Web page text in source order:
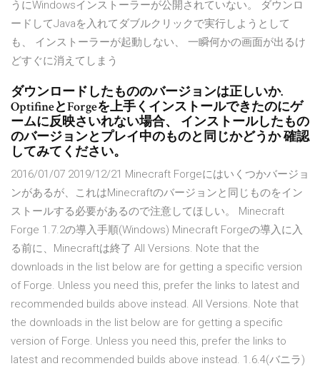
うにWindowsインストーラーが公開されていない。 ダウンロ
ードしてJavaを入れてダブルクリックで実行しようとして
も、 インストーラーが起動しない、 一瞬何かの画面が出るけ
どすぐに消えてしまう
ダウンロードしたもののバージョンは正しいか.
OptifineとForgeを上手くインストールできたのにゲ
ームに反映さいれない場合、 インストールしたもの
のバージョンとプレイ中のものと同じかどうか 確認
してみてください。
2016/01/07 2019/12/21 Minecraft Forgeにはいくつかバージョ
ンがあるが、これはMinecraftのバージョンと同じものをイン
ストールする必要があるので注意してほしい。 Minecraft
Forge 1.7.2の導入手順(Windows) Minecraft Forgeの導入に入
る前に、Minecraftは終了 All Versions. Note that the
downloads in the list below are for getting a specific version
of Forge. Unless you need this, prefer the links to latest and
recommended builds above instead. All Versions. Note that
the downloads in the list below are for getting a specific
version of Forge. Unless you need this, prefer the links to
latest and recommended builds above instead. 1.6.4(バニラ)